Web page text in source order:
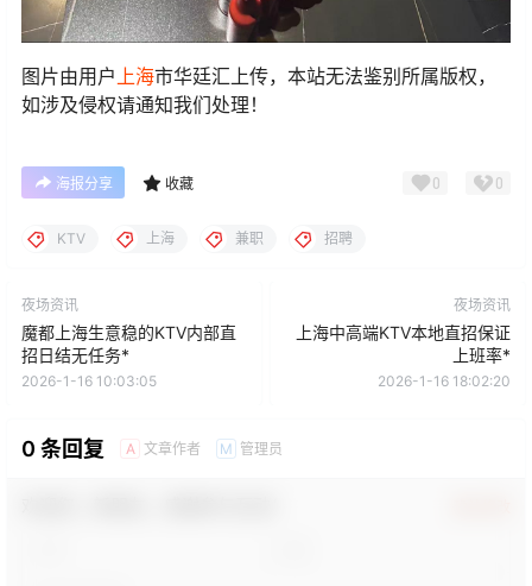
图片由用户上海市华廷汇上传，本站无法鉴别所属版权，
如涉及侵权请通知我们处理！
海报分享 收藏 0 0
KTV 上海 兼职 招聘
夜场资讯
魔都上海生意稳的KTV内部直
招日结无任务*
2026-1-16 10:03:05
夜场资讯
上海中高端KTV本地直招保证
上班率*
2026-1-16 18:02:20
0 条回复 A 文章作者 M 管理员